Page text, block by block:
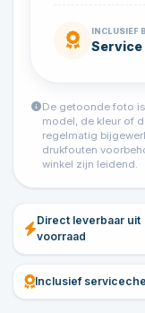
INCLUSIEF
Service
De getoonde foto
model, de kleur of
regelmatig
drukfouten
winkel zijn leidend.
Direct leverbaar uit
voorraad
Inclusief